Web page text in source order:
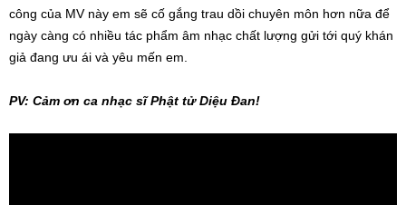
công của MV này em sẽ cố gắng trau dồi chuyên môn hơn nữa để
ngày càng có nhiều tác phẩm âm nhạc chất lượng gửi tới quý khán
giả đang ưu ái và yêu mến em.
PV: Cảm ơn ca nhạc sĩ Phật tử Diệu Đan!